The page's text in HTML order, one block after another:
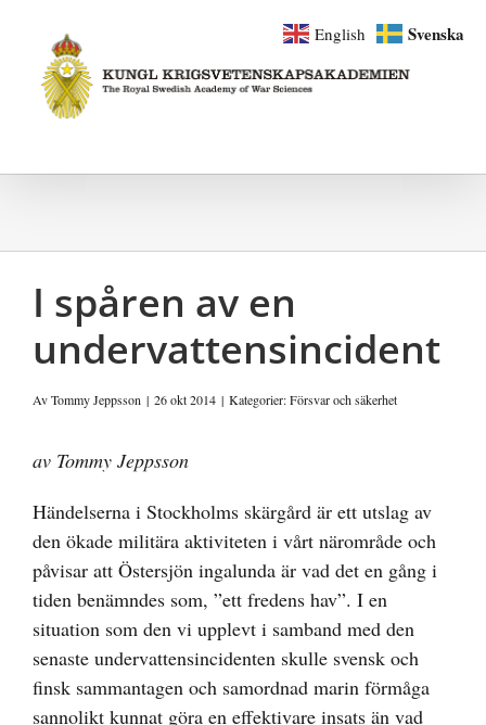
innehållet
I spåren av en
undervattensincident
AvTommy Jeppsson | 26 okt 2014 | Kategorier:Försvar och säkerhet
av Tommy Jeppsson
Händelserna i Stockholms skärgård är ett utslag av
den ökade militära aktiviteten i vårt närområde och
påvisar att Östersjön ingalunda är vad det en gång i
tiden benämndes som, ”ett fredens hav”. I en
situation som den vi upplevt i samband med den
senaste undervattensincidenten skulle svensk och
finsk sammantagen och samordnad marin förmåga
sannolikt kunnat göra en effektivare insats än vad
English Svenska